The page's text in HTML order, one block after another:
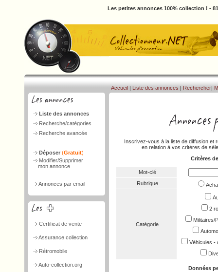
Les petites annonces 100% collection ! -
Liste des annonces
Recherche/catégories
Recherche avancée
Déposer (Gratuit)
Modifier/Supprimer
mon annonce
Annonces par email
Certificat de vente
Assurance collection
Rétromobile
Auto-collection.org
Accueil | Liste des annonces | Rechercher|
Inscrivez-vous à la liste de diffusion et
en relation à vos critères de
Critères
Mot-clé
Rubrique
Catégorie
2
Militaires/
Véhicules -
Données